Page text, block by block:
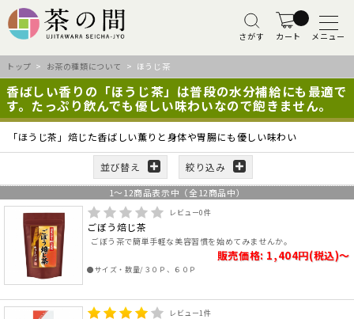
さがす カート メニュー
トップ > お茶の種類について > ほうじ茶
香ばしい香りの「ほうじ茶」は普段の水分補給にも最適で
す。たっぷり飲んでも優しい味わいなので飽きません。
「ほうじ茶」焙じた香ばしい薫りと身体や胃腸にも優しい味わい
並び替え 絞り込み
1～ 12商品表示中（全 12商品中）
レビュー0件
ごぼう焙じ茶
ごぼう茶で簡単手軽な美容習慣を始めてみませんか。
販売価格: 1,404円(税込)～
●サイズ・数量/３０Ｐ、６０Ｐ
レビュー1件